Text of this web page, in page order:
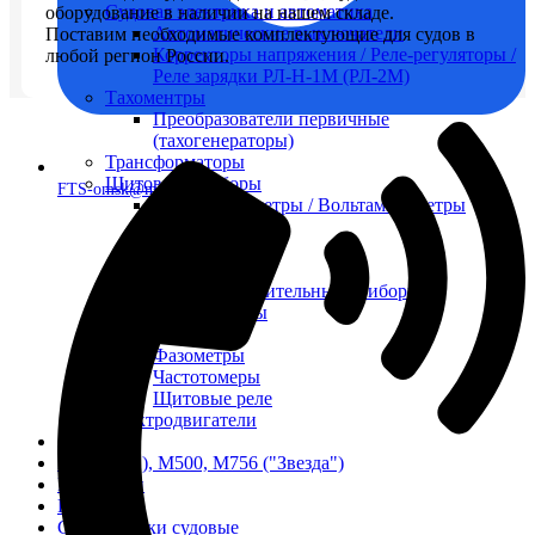
FTS-omsk@mail.ru
Судовая электрика и автоматика
Автоматические выключатели
Корректоры напряжения / Реле-регуляторы /
Реле зарядки РЛ-Н-1М (РЛ-2М)
Тахоментры
Преобразователи первичные
(тахогенераторы)
Трансформаторы
Щитовые приборы
Ампервольтметры / Вольтамперметры
Другие измерительные приборы
Мегаомметры
Фазометры
Частотомеры
Щитовые реле
Электродвигатели
Лебедка
М400 (401), М500, М756 ("Звезда")
Пускатели
Разное
Светильники судовые
оборудование в наличии на нашем складе.
Поставим необходимые комплектующие для судов в
любой регион России.